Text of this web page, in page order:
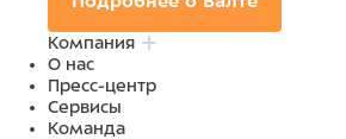
Компания
О нас
Пресс-центр
Сервисы
Команда